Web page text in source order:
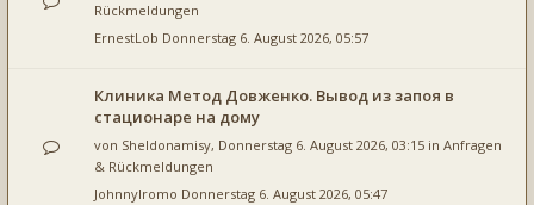
Rückmeldungen
ErnestLob Donnerstag 6. August 2026, 05:57
Клиника Метод Довженко. Вывод из запоя в
стационаре на дому
von Sheldonamisy, Donnerstag 6. August 2026, 03:15 in Anfragen
& Rückmeldungen
JohnnyIromo Donnerstag 6. August 2026, 05:47